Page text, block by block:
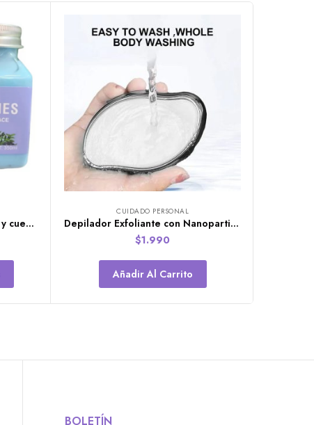
Crema Exfoliante para manos y cuerpo de 350gr
CUIDADO PERSONAL
Depilador Exfoliante con Nanoparticulas de Vidrio
$1.990
Añadir Al Carrito
BOLETÍN